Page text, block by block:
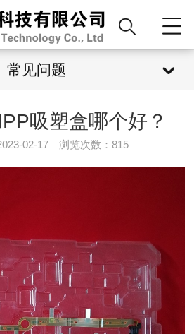
常见问题
吸塑盒哪个好？
02-17 浏览次数：815